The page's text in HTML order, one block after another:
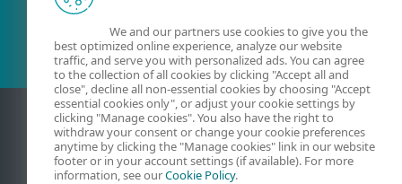
We and our partners use cookies to give you the
best optimized online experience, analyze our website
traffic, and serve you with personalized ads. You can agree
to the collection of all cookies by clicking "Accept all and
close", decline all non-essential cookies by choosing "Accept
essential cookies only", or adjust your cookie settings by
clicking "Manage cookies". You also have the right to
withdraw your consent or change your cookie preferences
anytime by clicking the "Manage cookies" link in our website
footer or in your account settings (if available). For more
information, see ourCookie Policy.